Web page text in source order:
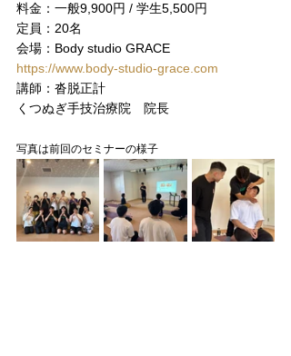
料金：一般9,900円 / 学生5,500円
定員：20名
会場：Body studio GRACE
https://www.body-studio-grace.com
講師：沓脱正計
くつぬぎ手技治療院　院長
写真は前回のセミナーの様子